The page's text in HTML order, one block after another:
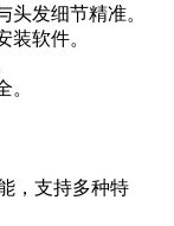
头发细节精准。
装软件。
。
，支持多种特